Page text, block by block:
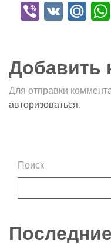
Viber
VK
Добавить
Для отправки
авторизоваться.
Поиск